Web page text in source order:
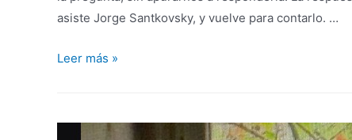
asiste Jorge Santkovsky, y vuelve para contarlo. …
Leer más »